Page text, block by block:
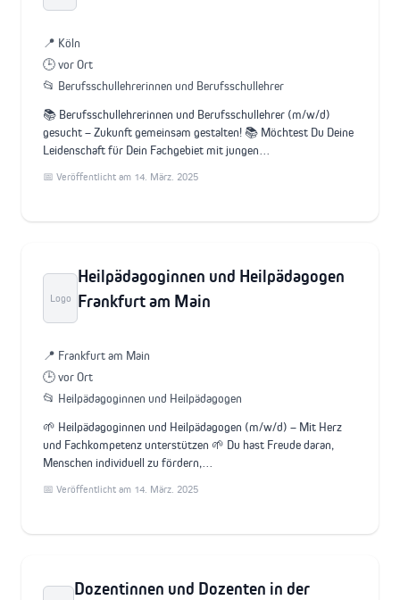
📍 Köln
🕒 vor Ort
📂 Berufsschullehrerinnen und Berufsschullehrer
📚 Berufsschullehrerinnen und Berufsschullehrer (m/w/d)
gesucht – Zukunft gemeinsam gestalten! 📚 Möchtest Du Deine
Leidenschaft für Dein Fachgebiet mit jungen…
📅 Veröffentlicht am 14. März. 2025
Logo
Heilpädagoginnen und Heilpädagogen
Frankfurt am Main
📍 Frankfurt am Main
🕒 vor Ort
📂 Heilpädagoginnen und Heilpädagogen
🌱 Heilpädagoginnen und Heilpädagogen (m/w/d) – Mit Herz
und Fachkompetenz unterstützen 🌱 Du hast Freude daran,
Menschen individuell zu fördern,…
📅 Veröffentlicht am 14. März. 2025
Dozentinnen und Dozenten in der